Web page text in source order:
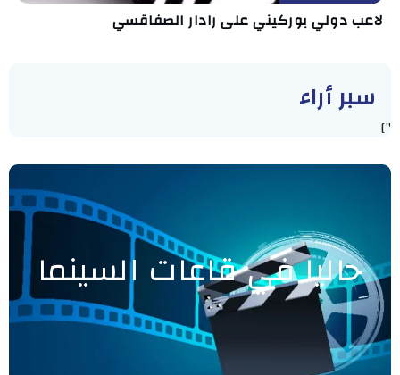
لاعب دولي بوركيني على رادار الصفاقسي
سبر أراء
"]
حاليا في قاعات السينما